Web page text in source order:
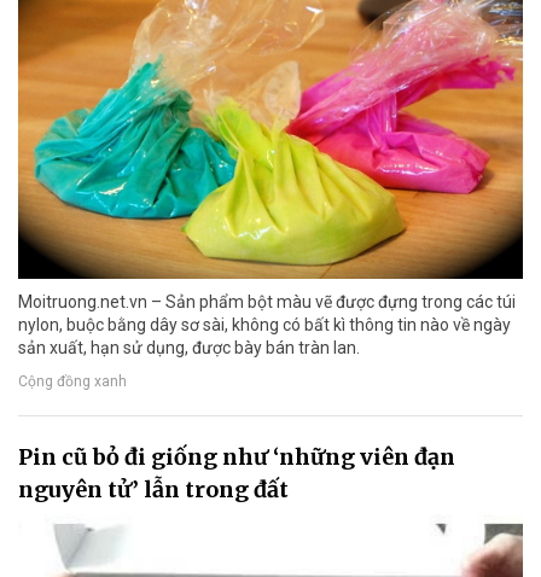
Moitruong.net.vn – Sản phẩm bột màu vẽ được đựng trong các túi
nylon, buộc bằng dây sơ sài, không có bất kì thông tin nào về ngày
sản xuất, hạn sử dụng, được bày bán tràn lan.
Cộng đồng xanh
Pin cũ bỏ đi giống như ‘những viên đạn
nguyên tử’ lẫn trong đất